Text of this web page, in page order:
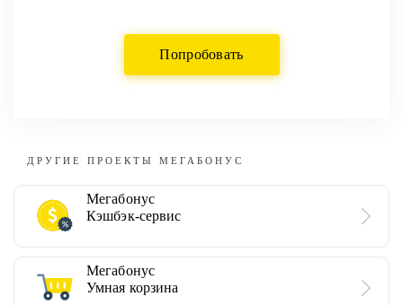
Попробовать
ДРУГИЕ ПРОЕКТЫ МЕГАБОНУС
Мегабонус
Кэшбэк-сервис
Мегабонус
Умная корзина